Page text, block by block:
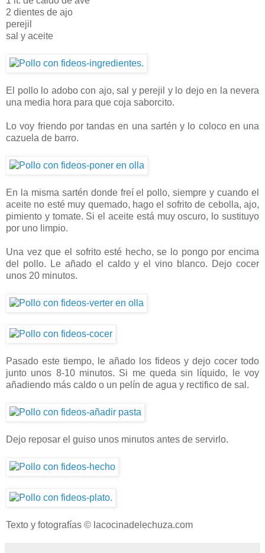
2 dientes de ajo
perejil
sal y aceite
El pollo lo adobo con ajo, sal y perejil y lo dejo en la nevera
una media hora para que coja saborcito.
Lo voy friendo por tandas en una sartén y lo coloco en una
cazuela de barro.
En la misma sartén donde freí el pollo, siempre y cuando el
aceite no esté muy quemado, hago el sofrito de cebolla, ajo,
pimiento y tomate. Si el aceite está muy oscuro, lo sustituyo
por uno limpio.
Una vez que el sofrito esté hecho, se lo pongo por encima
del pollo. Le añado el caldo y el vino blanco. Dejo cocer
unos 20 minutos.
Pasado este tiempo, le añado los fideos y dejo cocer todo
junto unos 8-10 minutos. Si me queda sin líquido, le voy
añadiendo más caldo o un pelín de agua y rectifico de sal.
Dejo reposar el guiso unos minutos antes de servirlo.
Texto y fotografías © lacocinadelechuza.com